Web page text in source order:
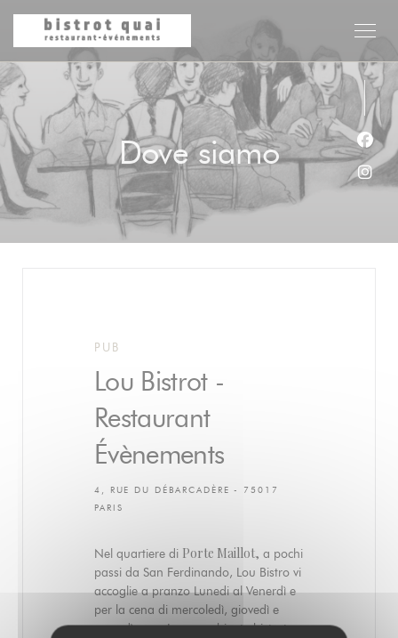
Personalizzazione delle tue scelte sui cookie
Dove siamo
PUB
Lou Bistrot -
Restaurant
Évènements
4, RUE DU DÉBARCADÈRE - 75017
PARIS
Nel quartiere di Porte Maillot, a pochi
passi da San Ferdinando, Lou Bistro vi
accoglie a pranzo Lunedi al Venerdì e
per la cena di mercoledì, giovedì e
venerdì sera. In un ambiente bistrot